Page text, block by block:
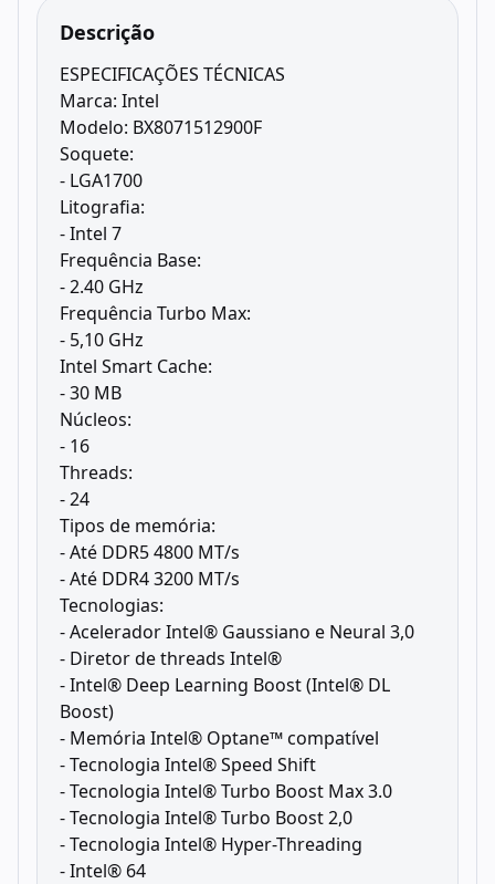
Descrição
ESPECIFICAÇÕES TÉCNICAS
Marca: Intel
Modelo: BX8071512900F
Soquete:
- LGA1700
Litografia:
- Intel 7
Frequência Base:
- 2.40 GHz
Frequência Turbo Max:
- 5,10 GHz
Intel Smart Cache:
- 30 MB
Núcleos:
- 16
Threads:
- 24
Tipos de memória:
- Até DDR5 4800 MT/s
- Até DDR4 3200 MT/s
Tecnologias:
- Acelerador Intel® Gaussiano e Neural 3,0
- Diretor de threads Intel®
- Intel® Deep Learning Boost (Intel® DL
Boost)
- Memória Intel® Optane™ compatível
- Tecnologia Intel® Speed ​​Shift
- Tecnologia Intel® Turbo Boost Max 3.0
- Tecnologia Intel® Turbo Boost 2,0
- Tecnologia Intel® Hyper-Threading
- Intel® 64